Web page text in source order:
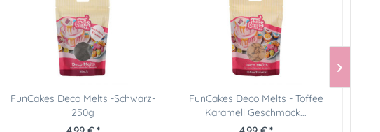
FunCakes Deco Melts -Schwarz-
250g
FunCakes Deco Melts - Toffee
Karamell Geschmack...